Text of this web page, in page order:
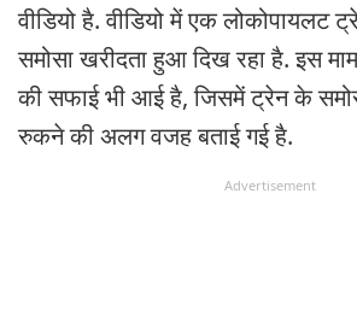
वीडियो है. वीडियो में एक लोकोपायलट
समोसा खरीदता हुआ दिख रहा है. इस
की सफाई भी आई है, जिसमें ट्रेन के
रुकने की अलग वजह बताई गई है.
Advertisement